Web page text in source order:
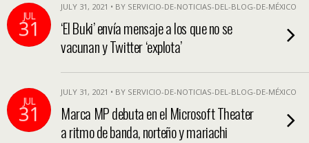
JUL
31
JULY 31, 2021 • BY SERVICIO-DE-NOTICIAS-DEL-BLOG-DE-MÉXICO
‘El Buki’ envía mensaje a los que no se
vacunan y Twitter ‘explota’
JUL
31
JULY 31, 2021 • BY SERVICIO-DE-NOTICIAS-DEL-BLOG-DE-MÉXICO
Marca MP debuta en el Microsoft Theater
a ritmo de banda, norteño y mariachi